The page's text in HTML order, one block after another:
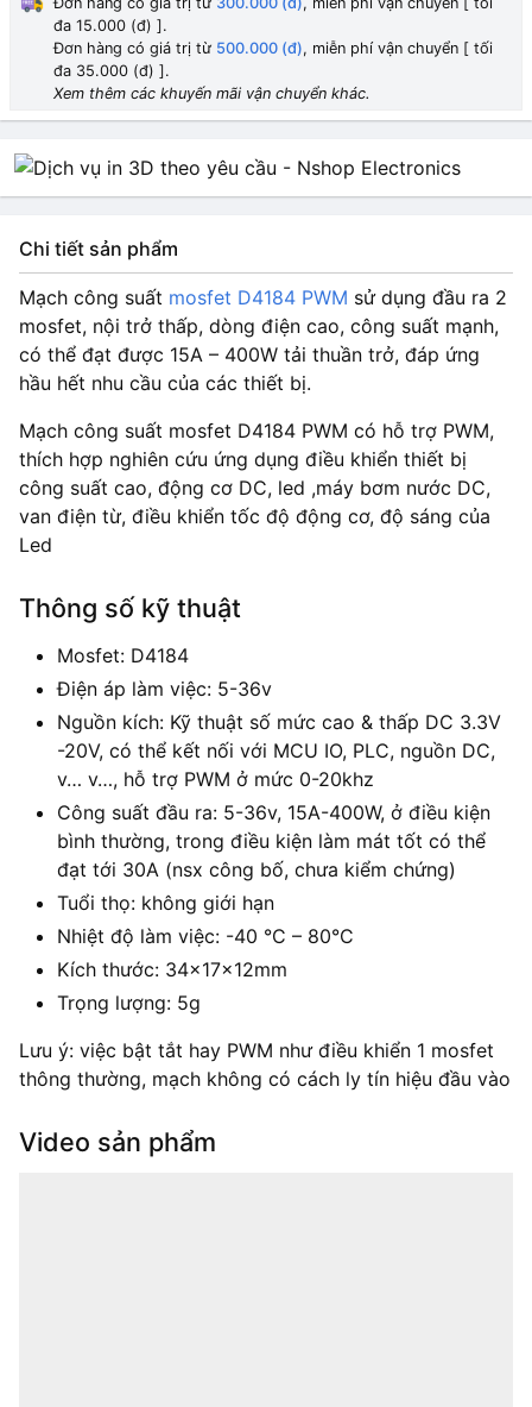
đa 15.000 (đ) ].
Đơn hàng có giá trị từ 500.000 (đ), miễn phí vận chuyển [ tối
đa 35.000 (đ) ].
Xem thêm các khuyến mãi vận chuyển khác.
Chi tiết sản phẩm
Mạch công suất mosfet D4184 PWM sử dụng đầu ra 2
mosfet, nội trở thấp, dòng điện cao, công suất mạnh,
có thể đạt được 15A – 400W tải thuần trở, đáp ứng
hầu hết nhu cầu của các thiết bị.
Mạch công suất mosfet D4184 PWM có hỗ trợ PWM,
thích hợp nghiên cứu ứng dụng điều khiển thiết bị
công suất cao, động cơ DC, led ,máy bơm nước DC,
van điện từ, điều khiển tốc độ động cơ, độ sáng của
Led
Thông số kỹ thuật
Mosfet: D4184
Điện áp làm việc: 5-36v
Nguồn kích: Kỹ thuật số mức cao & thấp DC 3.3V
-20V, có thể kết nối với MCU IO, PLC, nguồn DC,
v… v…, hỗ trợ PWM ở mức 0-20khz
Công suất đầu ra: 5-36v, 15A-400W, ở điều kiện
bình thường, trong điều kiện làm mát tốt có thể
đạt tới 30A (nsx công bố, chưa kiểm chứng)
Tuổi thọ: không giới hạn
Nhiệt độ làm việc: -40 °C – 80°C
Kích thước: 34x17x12mm
Trọng lượng: 5g
Lưu ý: việc bật tắt hay PWM như điều khiển 1 mosfet
thông thường, mạch không có cách ly tín hiệu đầu vào
Video sản phẩm